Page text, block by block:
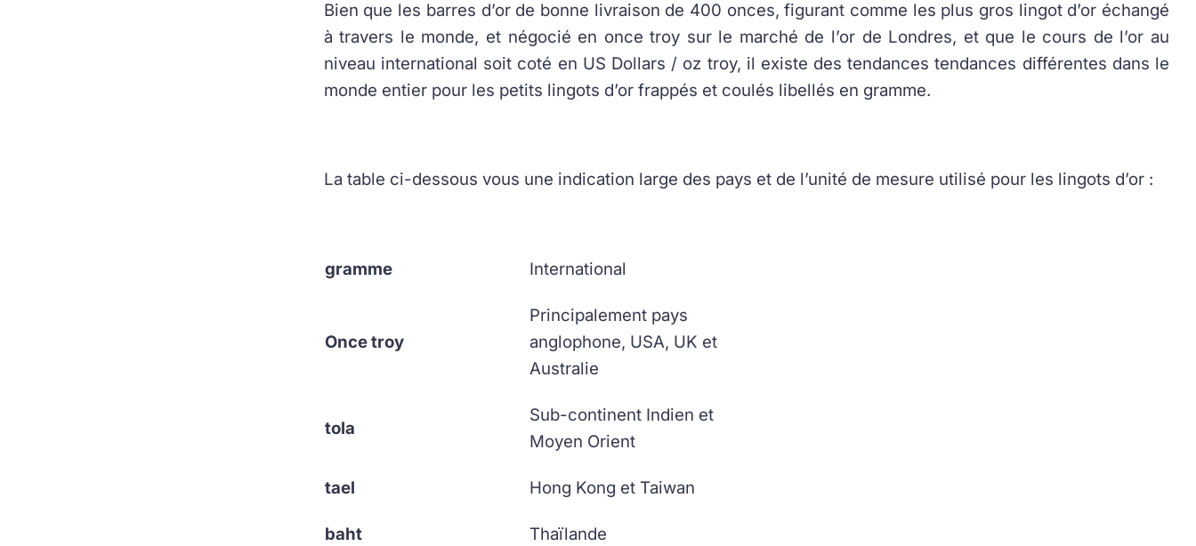
Bien que les barres d’or de bonne livraison de 400 onces, figurant comme les plus gros lingot d’or échangé
à travers le monde, et négocié en once troy sur le marché de l’or de Londres, et que le cours de l’or au
niveau international soit coté en US Dollars / oz troy, il existe des tendances tendances différentes dans le
monde entier pour les petits lingots d’or frappés et coulés libellés en gramme.
La table ci-dessous vous une indication large des pays et de l’unité de mesure utilisé pour les lingots d’or :
gramme International
Once troy
Principalement pays
anglophone, USA, UK et
Australie
tola
Sub-continent Indien et
Moyen Orient
tael Hong Kong et Taiwan
baht Thaïlande